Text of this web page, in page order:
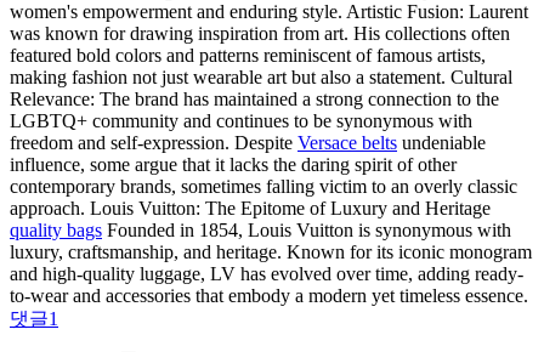
women's empowerment and enduring style. Artistic Fusion: Laurent
was known for drawing inspiration from art. His collections often
featured bold colors and patterns reminiscent of famous artists,
making fashion not just wearable art but also a statement. Cultural
Relevance: The brand has maintained a strong connection to the
LGBTQ+ community and continues to be synonymous with
freedom and self-expression. Despite Versace belts undeniable
influence, some argue that it lacks the daring spirit of other
contemporary brands, sometimes falling victim to an overly classic
approach. Louis Vuitton: The Epitome of Luxury and Heritage
quality bags Founded in 1854, Louis Vuitton is synonymous with
luxury, craftsmanship, and heritage. Known for its iconic monogram
and high-quality luggage, LV has evolved over time, adding ready-
to-wear and accessories that embody a modern yet timeless essence.
댓글1